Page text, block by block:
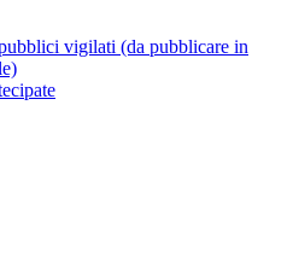
vigilati (da pubblicare in